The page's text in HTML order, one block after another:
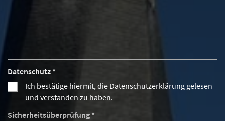
Datenschutz *
Ich bestätige hiermit, die Datenschutzerklärung gelesen
und verstanden zu haben.
Sicherheitsüberprüfung *